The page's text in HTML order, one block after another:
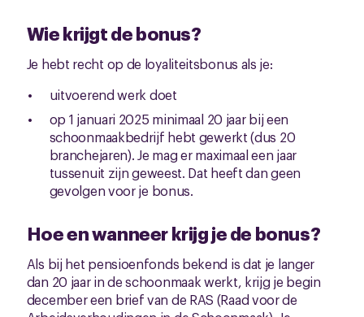
Wie krijgt de bonus?
Je hebt recht op de loyaliteitsbonus als je:
uitvoerend werk doet
op 1 januari 2025 minimaal 20 jaar bij een
schoonmaakbedrijf hebt gewerkt (dus 20
branchejaren). Je mag er maximaal een jaar
tussenuit zijn geweest. Dat heeft dan geen
gevolgen voor je bonus.
Hoe en wanneer krijg je de bonus?
Als bij het pensioenfonds bekend is dat je langer
dan 20 jaar in de schoonmaak werkt, krijg je begin
december een brief van de RAS (Raad voor de